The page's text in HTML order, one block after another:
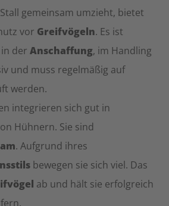
gemeinsam umzieht, bietet
vor Greifvögeln. Es ist
der Anschaffung, im Handling
und muss regelmäßig auf
werden.
integrieren sich gut in
Hühnern. Sie sind
. Aufgrund ihres
bewegen sie sich viel. Das
ab und hält sie erfolgreich